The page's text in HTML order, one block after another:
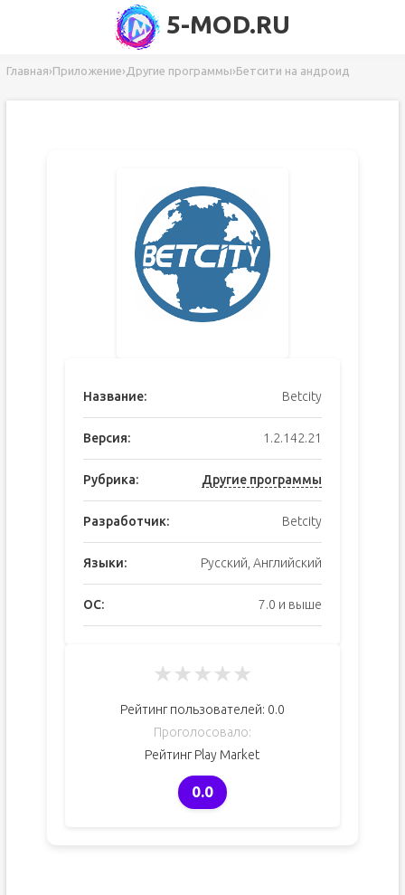
5-MOD.RU
Главная›Приложение› Другие программы›Бетсити на андроид
Название: Betcity
Версия: 1.2.142.21
Рубрика: Другие программы
Разработчик: Betcity
Языки: Русский, Английский
ОС: 7.0 и выше
★★★★★
Рейтинг пользователей: 0.0
Проголосовало:
Рейтинг Play Market
0.0